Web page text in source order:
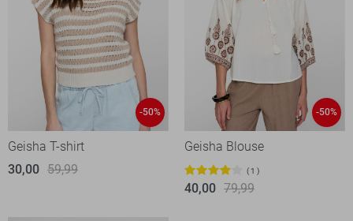
-50%
Geisha T-shirt
30,00 59,99
-50%
Geisha Blouse
1
40,00 79,99